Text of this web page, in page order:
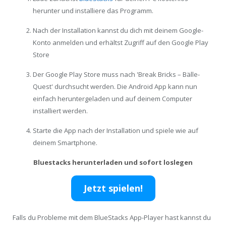
herunter und installiere das Programm.
Nach der Installation kannst du dich mit deinem Google-
Konto anmelden und erhältst Zugriff auf den Google Play
Store
Der Google Play Store muss nach 'Break Bricks – Bälle-
Quest' durchsucht werden. Die Android App kann nun
einfach heruntergeladen und auf deinem Computer
installiert werden.
Starte die App nach der Installation und spiele wie auf
deinem Smartphone.
Bluestacks herunterladen und sofort loslegen
Jetzt spielen!
Falls du Probleme mit dem BlueStacks App-Player hast kannst du